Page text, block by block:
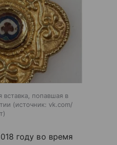
вставка, попавшая в
источник: vk.com/
году во время